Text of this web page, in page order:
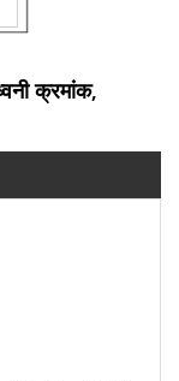
क्रमांक,